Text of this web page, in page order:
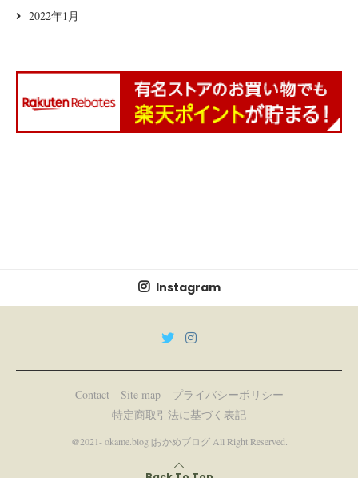
2022年1月
Instagram
Contact Site map
プライバシーポリシー
特定商取引法に基づく表記
@2021- okame.blog |おかめブログ All Right Reserved.